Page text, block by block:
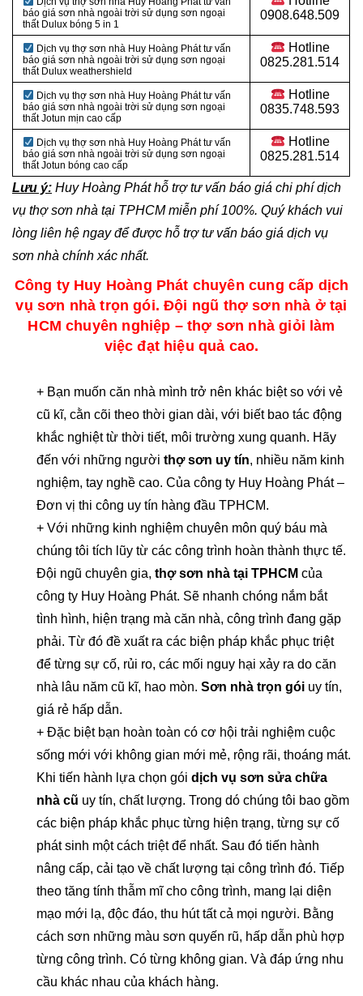
báo giá sơn nhà ngoài trời sử dụng sơn ngoại
thất Dulux bóng 5 in 1
0908.648.509
Dịch vụ thợ sơn nhà Huy Hoàng Phát tư vấn
báo giá sơn nhà ngoài trời sử dụng sơn ngoại
thất Dulux weathershield
Hotline
0825.281.514
Dịch vụ thợ sơn nhà Huy Hoàng Phát tư vấn
báo giá sơn nhà ngoài trời sử dụng sơn ngoại
thất Jotun mịn cao cấp
Hotline
0835.748.593
Dịch vụ thợ sơn nhà Huy Hoàng Phát tư vấn
báo giá sơn nhà ngoài trời sử dụng sơn ngoại
thất Jotun bóng cao cấp
Hotline
0825.281.514
Lưu ý: Huy Hoàng Phát hỗ trợ tư vấn báo giá chi phí dịch
vụ thợ sơn nhà tại TPHCM miễn phí 100%. Quý khách vui
lòng liên hệ ngay để được hỗ trợ tư vấn báo giá dịch vụ
sơn nhà chính xác nhất.
Công ty Huy Hoàng Phát chuyên cung cấp dịch
vụ sơn nhà trọn gói. Đội ngũ thợ sơn nhà ở tại
HCM chuyên nghiệp – thợ sơn nhà giỏi làm
việc đạt hiệu quả cao.
+ Bạn muốn căn nhà mình trở nên khác biệt so với vẻ
cũ kĩ, cằn cõi theo thời gian dài, với biết bao tác động
khắc nghiệt từ thời tiết, môi trường xung quanh. Hãy
đến với những người thợ sơn uy tín, nhiều năm kinh
nghiệm, tay nghề cao. Của công ty Huy Hoàng Phát –
Đơn vị thi công uy tín hàng đầu TPHCM.
+ Với những kinh nghiệm chuyên môn quý báu mà
chúng tôi tích lũy từ các công trình hoàn thành thực tế.
Đội ngũ chuyên gia, thợ sơn nhà tại TPHCM của
công ty Huy Hoàng Phát. Sẽ nhanh chóng nắm bắt
tình hình, hiện trạng mà căn nhà, công trình đang gặp
phải. Từ đó đề xuất ra các biện pháp khắc phục triệt
để từng sự cố, rủi ro, các mối nguy hại xảy ra do căn
nhà lâu năm cũ kĩ, hao mòn. Sơn nhà trọn gói uy tín,
giá rẻ hấp dẫn.
+ Đặc biệt bạn hoàn toàn có cơ hội trải nghiệm cuộc
sống mới với không gian mới mẻ, rộng rãi, thoáng mát.
Khi tiến hành lựa chọn gói dịch vụ sơn sửa chữa
nhà cũ uy tín, chất lượng. Trong dó chúng tôi bao gồm
các biện pháp khắc phục từng hiện trạng, từng sự cố
phát sinh một cách triệt để nhất. Sau đó tiến hành
nâng cấp, cải tạo về chất lượng tại công trình đó. Tiếp
theo tăng tính thẫm mĩ cho công trình, mang lại diện
mạo mới lạ, độc đáo, thu hút tất cả mọi người. Bằng
cách sơn những màu sơn quyến rũ, hấp dẫn phù hợp
từng công trình. Có từng không gian. Và đáp ứng nhu
cầu khác nhau của khách hàng.